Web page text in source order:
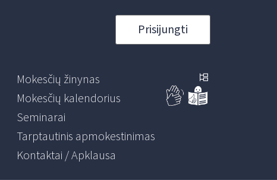
Prisijungti
Mokesčių žinynas
Mokesčių kalendorius
Seminarai
Tarptautinis apmokestinimas
Kontaktai / Apklausa